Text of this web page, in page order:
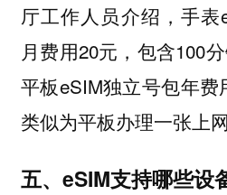
厅工作人员介绍，手
月费用20元，包含100
平板eSIM独立号包年费
类似为平板办理一张上网
五、eSIM支持哪些设